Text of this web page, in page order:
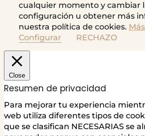
cualquier momento y cambiar
configuración u obtener más
nuestra política de cookies.
Configurar
RECHAZO
Close
Resumen de privacidad
Para mejorar tu experiencia
web utiliza diferentes tipos de
que se clasifican NECESARIAS se